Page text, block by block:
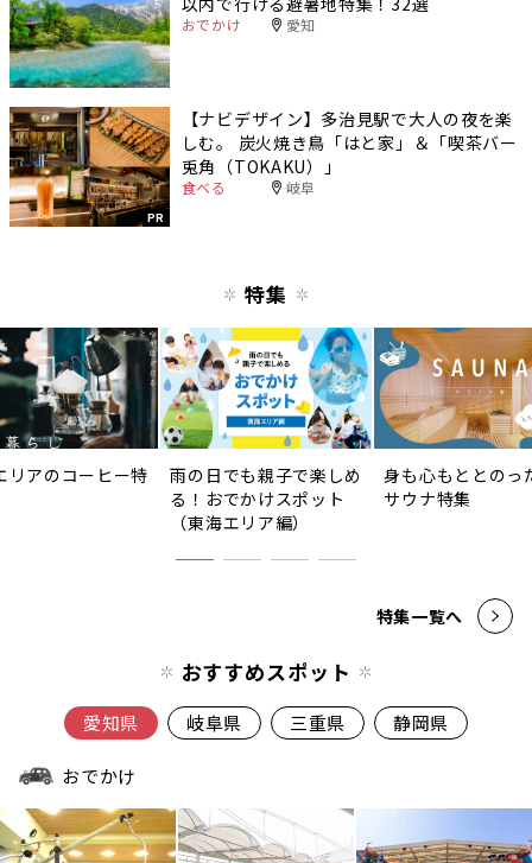
おでかけ 愛知
PR
【ナビデザイン】多治見駅で大人の夜を楽
しむ。 炭火焼き鳥「はと家」＆「喫茶バー
兎角（TOKAKU）」
食べる 岐阜
特集
リアのコーヒー特
雨の日でも親子で楽しめ
る！おでかけスポット
（東海エリア編）
身も心もととのっ
サウナ特集
特集一覧へ
おすすめスポット
愛知県 岐阜県 三重県 静岡県
おでかけ